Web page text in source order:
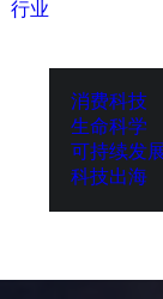
行业
消费科技
生命科学
可持续发
科技出海